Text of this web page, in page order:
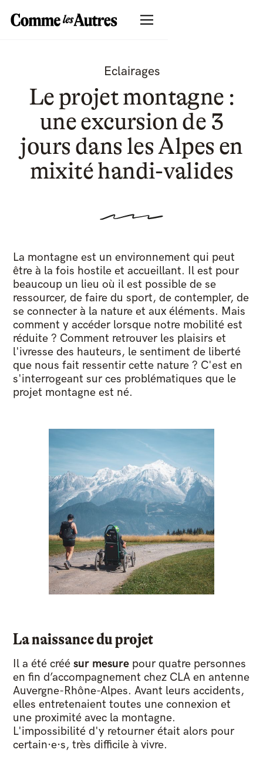
Eclairages
Le projet montagne :
une excursion de 3
jours dans les Alpes en
mixité handi-valides
La montagne est un environnement qui peut
être à la fois hostile et accueillant. Il est pour
beaucoup un lieu où il est possible de se
ressourcer, de faire du sport, de contempler, de
se connecter à la nature et aux éléments. Mais
comment y accéder lorsque notre mobilité est
réduite ? Comment retrouver les plaisirs et
l'ivresse des hauteurs, le sentiment de liberté
que nous fait ressentir cette nature ? C'est en
s'interrogeant sur ces problématiques que le
projet montagne est né.
La naissance du projet
Il a été créésur mesure pour quatre personnes
en fin d’accompagnement chez CLA en antenne
Auvergne-Rhône-Alpes. Avant leurs accidents,
elles entretenaient toutes une connexion et
une proximité avec la montagne.
L'impossibilité d'y retourner était alors pour
certain·e·s, très difficile à vivre.